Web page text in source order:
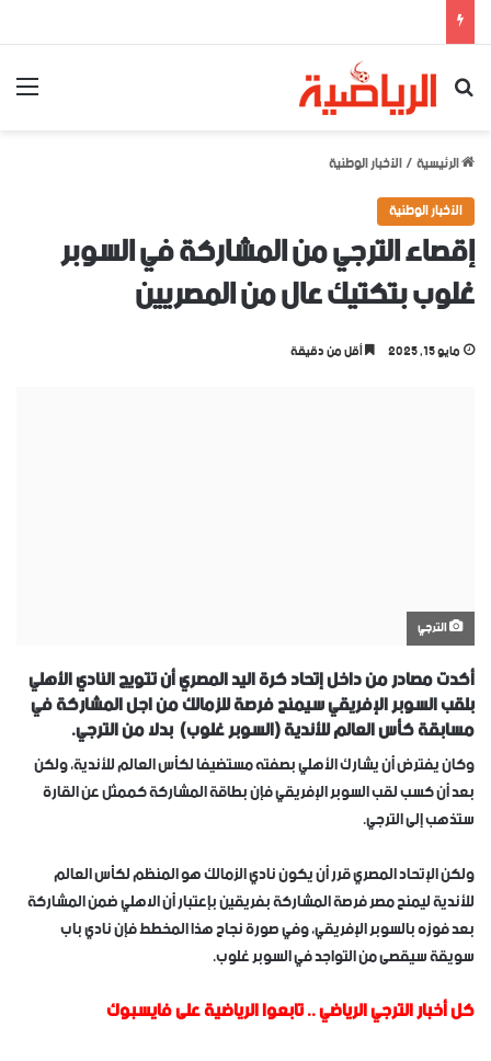
بحث عن
الرئيسية/الأخبار الوطنية
الأخبار الوطنية
إقصاء الترجي من المشاركة في السوبر
غلوب بتكتيك عال من المصريين
مايو 15, 2025 أقل من دقيقة
الترجي
أكدت مصادر من داخل إتحاد كرة اليد المصري أن تتويج النادي الأهلي
بلقب السوبر الإفريقي سيمنح فرصة للزمالك من اجل المشاركة في
مسابقة كأس العالم للأندية (السوبر غلوب) بدلا من الترجي.
وكان يفترض أن يشارك الأهلي بصفته مستضيفا لكأس العالم للأندية، ولكن
بعد أن كسب لقب السوبر الإفريقي فإن بطاقة المشاركة كممثل عن القارة
ستذهب إلى الترجي.
ولكن الإتحاد المصري قرر أن يكون نادي الزمالك هو المنظم لكأس العالم
للأندية ليمنح مصر فرصة المشاركة بفريقين بإعتبار أن الاهلي ضمن المشاركة
بعد فوزه بالسوبر الإفريقي، وفي صورة نجاح هذا المخطط فإن نادي باب
سويقة سيقصى من التواجد في السوبر غلوب.
كل أخبار الترجي الرياضي..تابعوا الرياضية على فايسبوك